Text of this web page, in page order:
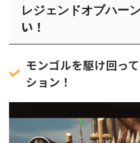
レジェンドオブハーン
い！
モンゴルを駆け回っ
ション！